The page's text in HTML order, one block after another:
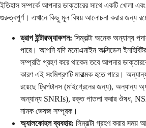
ইতিহাস সম্পর্কে আপনার ডাক্তারের সাথে একটি খোলা
গুরুত্বপূর্ণ। এখানে কিছু মূল বিষয় আলোচনা করার জন্য
ড্রাগ ইন্টারঅ্যাকশন: সিম্বাল্টা অনেক অন্যান্য
পারে। আপনি যদি মনোএমাইন অক্সিডেস
সম্প্রতি গ্রহণ করে থাকেন তবে আপনার
কারণ এই সংমিশ্রণটি মারাত্মক হতে পারে।
রয়েছে ট্রিপটানস (মাইগ্রেনের জন্য), অন্যান্য
অন্যান্য SNRIs), রক্ত ​​পাতলা করার ঔষধ,
নামক ভেষজ সম্পূরক।
অ্যালকোহল ব্যবহার: সিম্বাল্টা গ্রহণ করার